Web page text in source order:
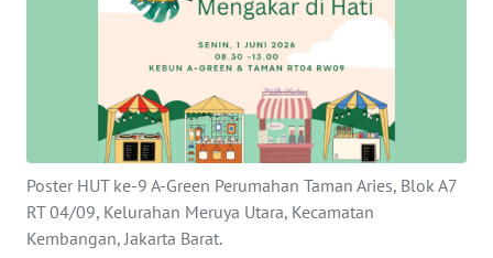
Poster HUT ke-9 A-Green Perumahan Taman Aries, Blok A7
RT 04/09, Kelurahan Meruya Utara, Kecamatan
Kembangan, Jakarta Barat.
INFO
IKLAN